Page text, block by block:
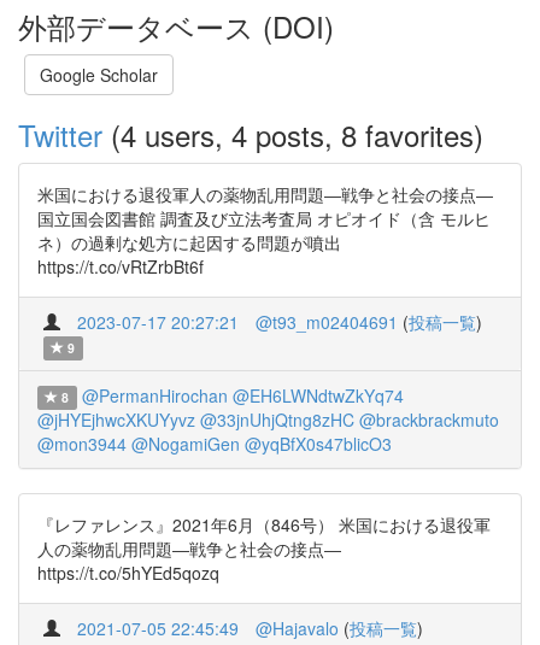
外部データベース (DOI)
Google Scholar
Twitter (4 users, 4 posts, 8 favorites)
米国における退役軍人の薬物乱用問題―戦争と社会の接点―
国立国会図書館 調査及び立法考査局 オピオイド（含 モルヒ
ネ）の過剰な処方に起因する問題が噴出
https://t.co/vRtZrbBt6f
2023-07-17 20:27:21 @t93_m02404691 (投稿一覧)
9
8 @PermanHirochan @EH6LWNdtwZkYq74
@jHYEjhwcXKUYyvz @33jnUhjQtng8zHC @brackbrackmuto
@mon3944 @NogamiGen @yqBfX0s47blicO3
『レファレンス』2021年6月（846号） 米国における退役軍
人の薬物乱用問題―戦争と社会の接点―
https://t.co/5hYEd5qozq
2021-07-05 22:45:49 @Hajavalo (投稿一覧)